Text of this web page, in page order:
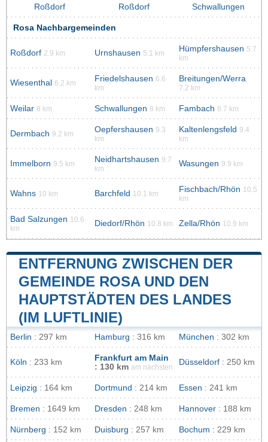
Roßdorf Roßdorf Schwallungen
Rosa Nachbargemeinden
Roßdorf 2.9 km Urnshausen 5.1 km Hümpfershausen 5.7
km
Wiesenthal 6.2 km Friedelshausen 6.6
km
Breitungen/Werra
7.2 km
Weilar 8 km Schwallungen 8 km Fambach 8.7 km
Dermbach 9.2 km Oepfershausen 9.3
km
Kaltenlengsfeld 9.4
km
Immelborn 9.5 km Neidhartshausen 9.7
km
Wasungen 9.9 km
Wahns 10 km Barchfeld 10.1 km Fischbach/Rhön 10.5
km
Bad Salzungen 10.6
km
Diedorf/Rhön 10.8 km Zella/Rhön 10.9 km
ENTFERNUNG ZWISCHEN DER
GEMEINDE ROSA UND DEN
HAUPTSTÄDTEN DES LANDES
(IM LUFTLINIE)
Berlin : 297 km Hamburg : 316 km München : 302 km
Köln : 233 km
Frankfurt am Main
: 130 km am nächsten
Düsseldorf : 250 km
Leipzig : 164 km Dortmund : 214 km Essen : 241 km
Bremen : 1649 km Dresden : 248 km Hannover : 188 km
Nürnberg : 152 km Duisburg : 257 km Bochum : 229 km